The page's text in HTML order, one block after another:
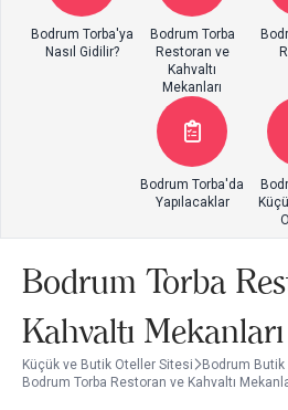
Bodrum Torba'ya
Nasıl Gidilir?
Bodrum Torba
Restoran ve
Kahvaltı
Mekanları
Bodrum Torba'da
Yapılacaklar
Bodrum Torba
Kahvaltı Mekanları
Küçük ve Butik Oteller Sitesi
Bodrum Butik
Bodrum Torba Restoran ve Kahvaltı